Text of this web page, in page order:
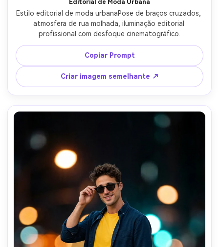
Editorial de Moda Urbana
Estilo editorial de moda urbanaPose de braços cruzados,
atmosfera de rua molhada, iluminação editorial
profissional com desfoque cinematográfico.
Copiar Prompt
Criar imagem semelhante ↗